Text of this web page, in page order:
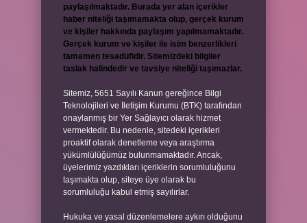
paylaşılmaktadır. Burada yer alan içerikler
haber niteliği taşımamakta olup, gerçek kurum
ve kişiler hakkında paylaşım yapılmamaktadır.
Gerçek kurum ve kişiler ile isim benzerlikleri
tamamen tesadüfidir. Sitemizdeki bilgiler
taslak halindedir ve tavsiye niteliği taşımazlar.
Sitemiz, 5651 Sayılı Kanun gereğince Bilgi
Teknolojileri ve İletişim Kurumu (BTK) tarafından
onaylanmış bir Yer Sağlayıcı olarak hizmet
vermektedir. Bu nedenle, sitedeki içerikleri
proaktif olarak denetleme veya araştırma
yükümlülüğümüz bulunmamaktadır. Ancak,
üyelerimiz yazdıkları içeriklerin sorumluluğunu
taşımakta olup, siteye üye olarak bu
sorumluluğu kabul etmiş sayılırlar.
Hukuka ve yasal düzenlemelere aykırı olduğunu